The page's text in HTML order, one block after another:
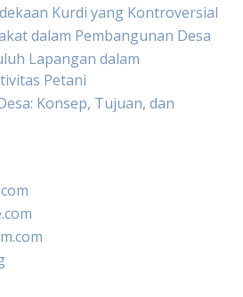
Kurdi yang Kontroversial
dalam Pembangunan Desa
Lapangan dalam
Petani
Konsep, Tujuan, dan